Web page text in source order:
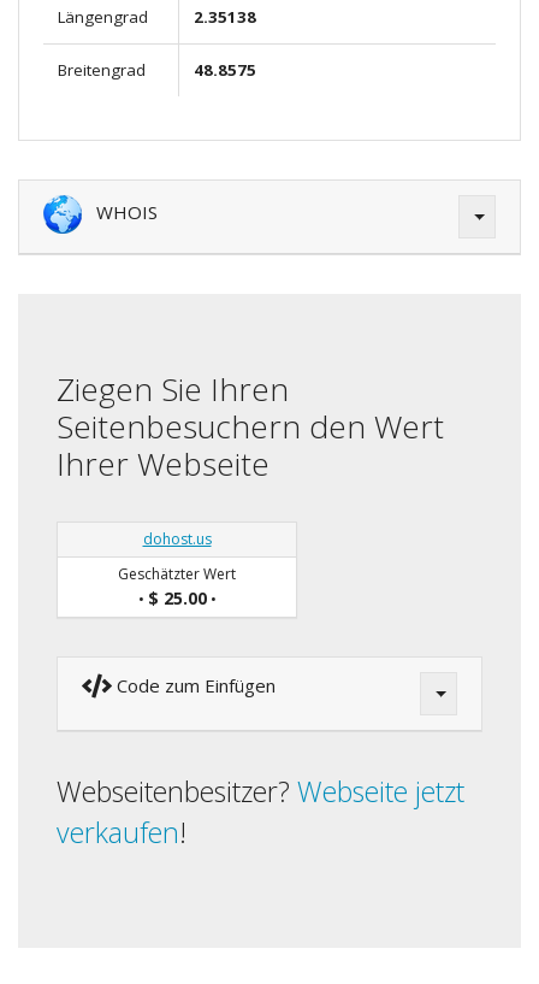
Längengrad 2.35138
Breitengrad 48.8575
WHOIS
Ziegen Sie Ihren
Seitenbesuchern den Wert
Ihrer Webseite
dohost.us
Geschätzter Wert
• $ 25.00•
Code zum Einfügen
Webseitenbesitzer? Webseite jetzt
verkaufen!